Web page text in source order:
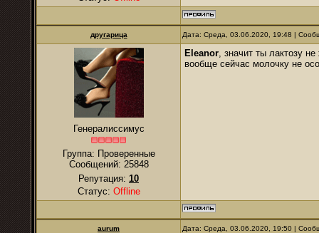
другарица Дата: Среда, 03.06.2020, 19:48 |
Генералиссимус
Группа: Проверенные
Сообщений: 25848
Репутация: 10
Статус: Offline
Eleanor, значит ты лактозу
вообще сейчас молочку не
аurum Дата: Среда, 03.06.2020, 19:50 |